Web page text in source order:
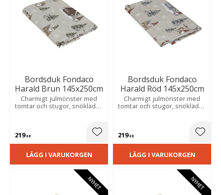
Bordsduk Fondaco
Harald Brun 145x250cm
Charmigt julmönster med
tomtar och stugor, snöklädda
219KR Lägg till i favoriter
LÄGG I VARUKORGEN
Bordsduk Fondaco
Harald Röd 145x250cm
Charmigt julmönster med
tomtar och stugor, snöklädda
219KR
LÄGG I VARUKORGEN
NYHET NYHET